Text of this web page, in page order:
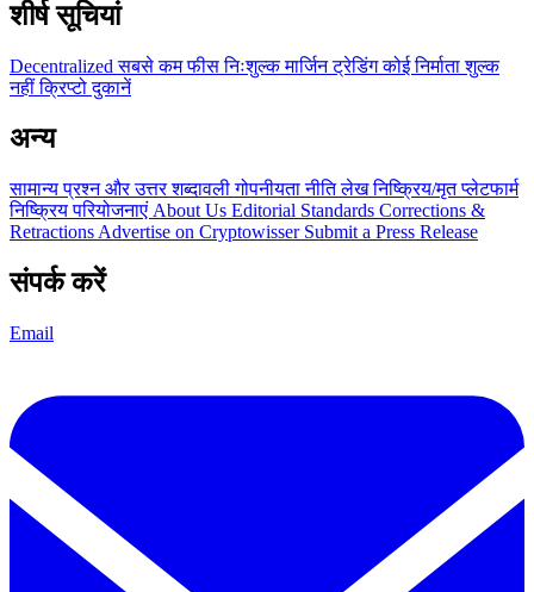
शीर्ष सूचियां
Decentralizedसबसे कम फीसनिःशुल्कमार्जिन ट्रेडिंगकोई निर्माता शुल्क
नहींक्रिप्टो दुकानें
अन्य
सामान्य प्रश्न और उत्तरशब्दावलीगोपनीयता नीतिलेखनिष्क्रिय/मृत प्लेटफार्म
निष्क्रिय परियोजनाएं About Us Editorial Standards Corrections &
Retractions Advertise on Cryptowisser Submit a Press Release
संपर्क करें
Email